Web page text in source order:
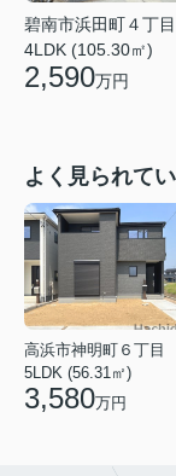
碧南市浜田町４丁目
4LDK (105.30㎡)
2,590万円
よく見られて
高浜市神明町６丁目
5LDK (56.31㎡)
3,580万円